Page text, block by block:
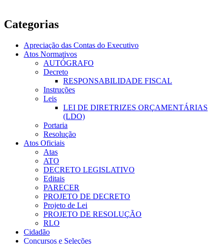
Categorias
Apreciação das Contas do Executivo
Atos Normativos
AUTÓGRAFO
Decreto
RESPONSABILIDADE FISCAL
Instruções
Leis
LEI DE DIRETRIZES ORÇAMENTÁRIAS
(LDO)
Portaria
Resolução
Atos Oficiais
Atas
ATO
DECRETO LEGISLATIVO
Editais
PARECER
PROJETO DE DECRETO
Projeto de Lei
PROJETO DE RESOLUÇÃO
RLO
Cidadão
Concursos e Seleções